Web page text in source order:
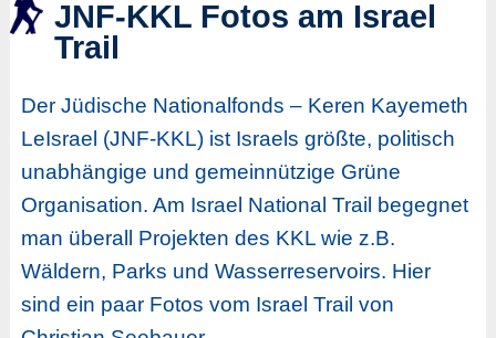
JNF-KKL Fotos am Israel
Trail
Der Jüdische Nationalfonds – Keren Kayemeth
LeIsrael (JNF-KKL) ist Israels größte, politisch
unabhängige und gemeinnützige Grüne
Organisation. Am Israel National Trail begegnet
man überall Projekten des KKL wie z.B.
Wäldern, Parks und Wasserreservoirs. Hier
sind ein paar Fotos vom Israel Trail von